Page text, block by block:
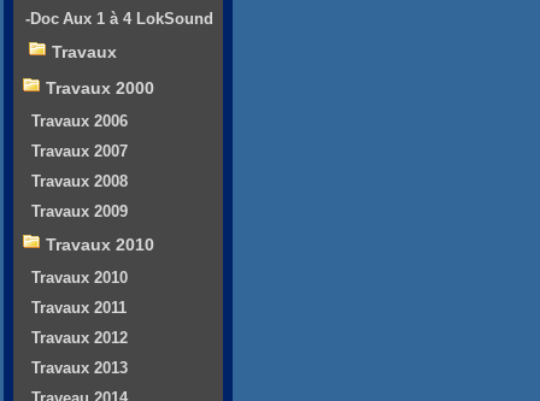
-Doc Aux 1 à 4 LokSound
Travaux
Travaux 2000
Travaux 2006
Travaux 2007
Travaux 2008
Travaux 2009
Travaux 2010
Travaux 2010
Travaux 2011
Travaux 2012
Travaux 2013